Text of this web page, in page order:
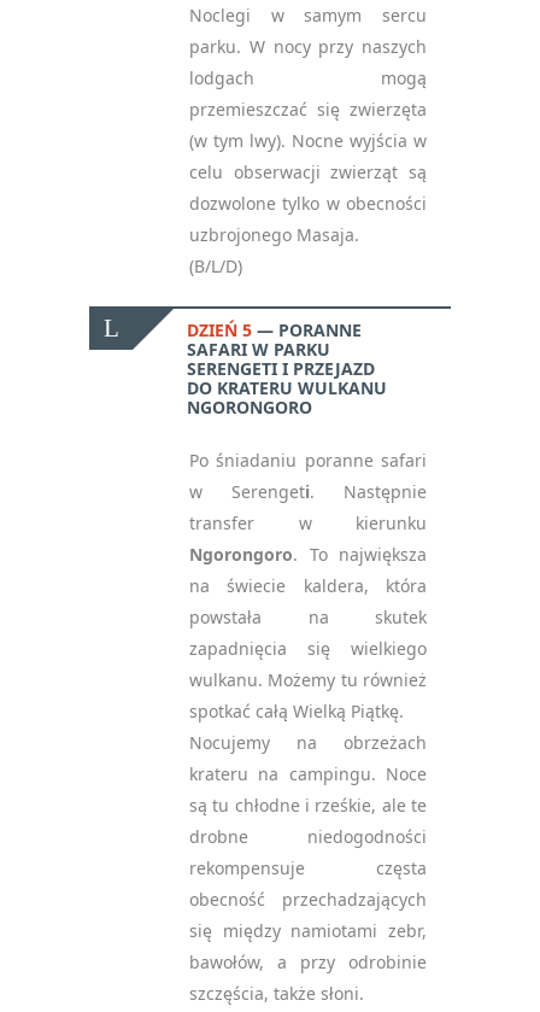
Noclegi w samym sercu
parku. W nocy przy naszych
lodgach mogą
przemieszczać się zwierzęta
(w tym lwy). Nocne wyjścia w
celu obserwacji zwierząt są
dozwolone tylko w obecności
uzbrojonego Masaja.
(B/L/D)
DZIEŃ 5
PORANNE
SAFARI W PARKU
SERENGETI I PRZEJAZD
DO KRATERU WULKANU
NGORONGORO
Po śniadaniu poranne safari
w Serengeti. Następnie
transfer w kierunku
Ngorongoro. To największa
na świecie kaldera, która
powstała na skutek
zapadnięcia się wielkiego
wulkanu. Możemy tu również
spotkać całą Wielką Piątkę.
Nocujemy na obrzeżach
krateru na campingu. Noce
są tu chłodne i rześkie, ale te
drobne niedogodności
rekompensuje częsta
obecność przechadzających
się między namiotami zebr,
bawołów, a przy odrobinie
szczęścia, także słoni.